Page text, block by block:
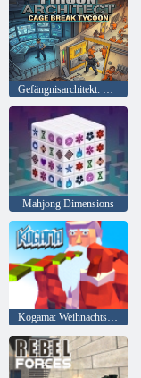
Gefängnisarchitekt: Cage Break Tycoon
Mahjong Dimensions
Kogama: Weihnachtsparkour